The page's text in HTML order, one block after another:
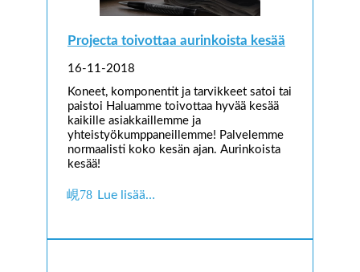
Projecta toivottaa aurinkoista kesää
16-11-2018
Koneet, komponentit ja tarvikkeet satoi tai
paistoi Haluamme toivottaa hyvää kesää
kaikille asiakkaillemme ja
yhteistyökumppaneillemme! Palvelemme
normaalisti koko kesän ajan. Aurinkoista
kesää!
Lue lisää…